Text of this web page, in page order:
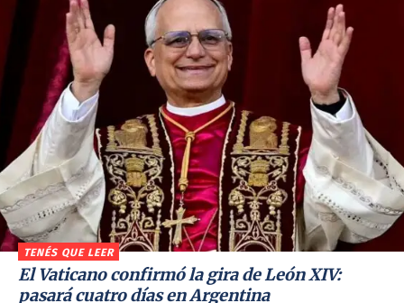
TENÉS QUE LEER
El Vaticano confirmó la gira de León XIV:
pasará cuatro días en Argentina